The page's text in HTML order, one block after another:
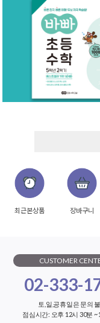
최근본상품 장바구니
CUSTOMER
02-333-
토,일,공휴일은 문의
점심시간: 오후 12시 30분 ~